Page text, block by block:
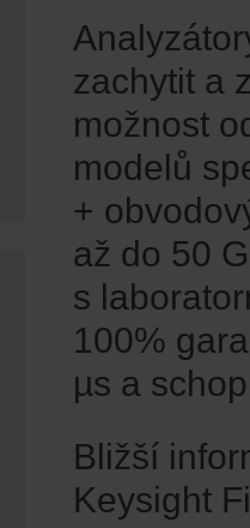
zachytit a
možnost
modelů
+
až do 50
s
100%
µs a
Bližší
Keysight